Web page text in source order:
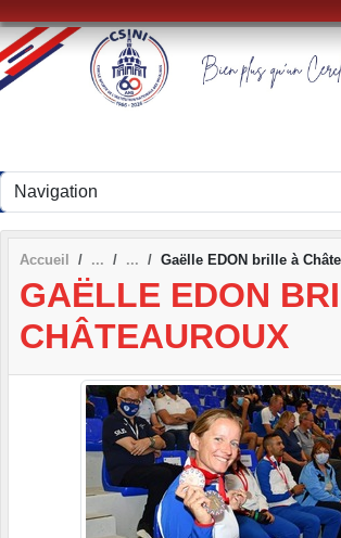
Accueil Gaëlle EDON brille à
GAËLLE EDON
CHÂTEAUROUX